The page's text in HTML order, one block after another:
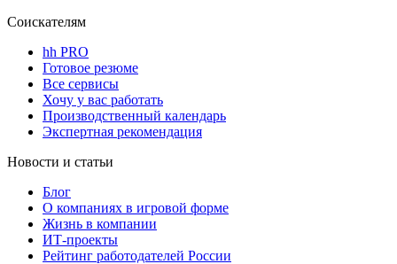
Соискателям
hh PRO
Готовое резюме
Все сервисы
Хочу у вас работать
Производственный календарь
Экспертная рекомендация
Новости и статьи
Блог
О компаниях в игровой форме
Жизнь в компании
ИТ-проекты
Рейтинг работодателей России